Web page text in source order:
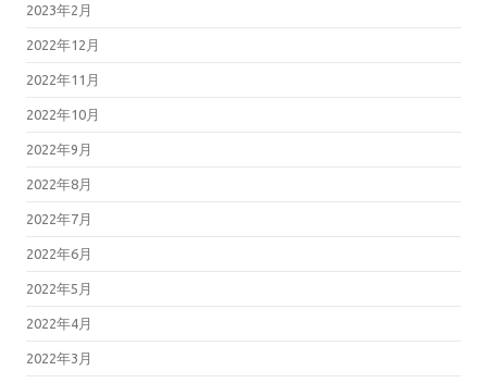
2023年2月
2022年12月
2022年11月
2022年10月
2022年9月
2022年8月
2022年7月
2022年6月
2022年5月
2022年4月
2022年3月